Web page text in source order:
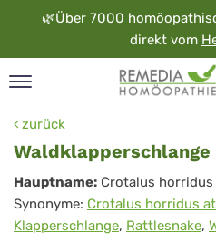
🌿Über 7000
direkt vom
zurück
Waldklapperschlange
Hauptname: Crotalus horridus
Synonyme: Crotalus horridus
Klapperschlange, Rattlesnake,